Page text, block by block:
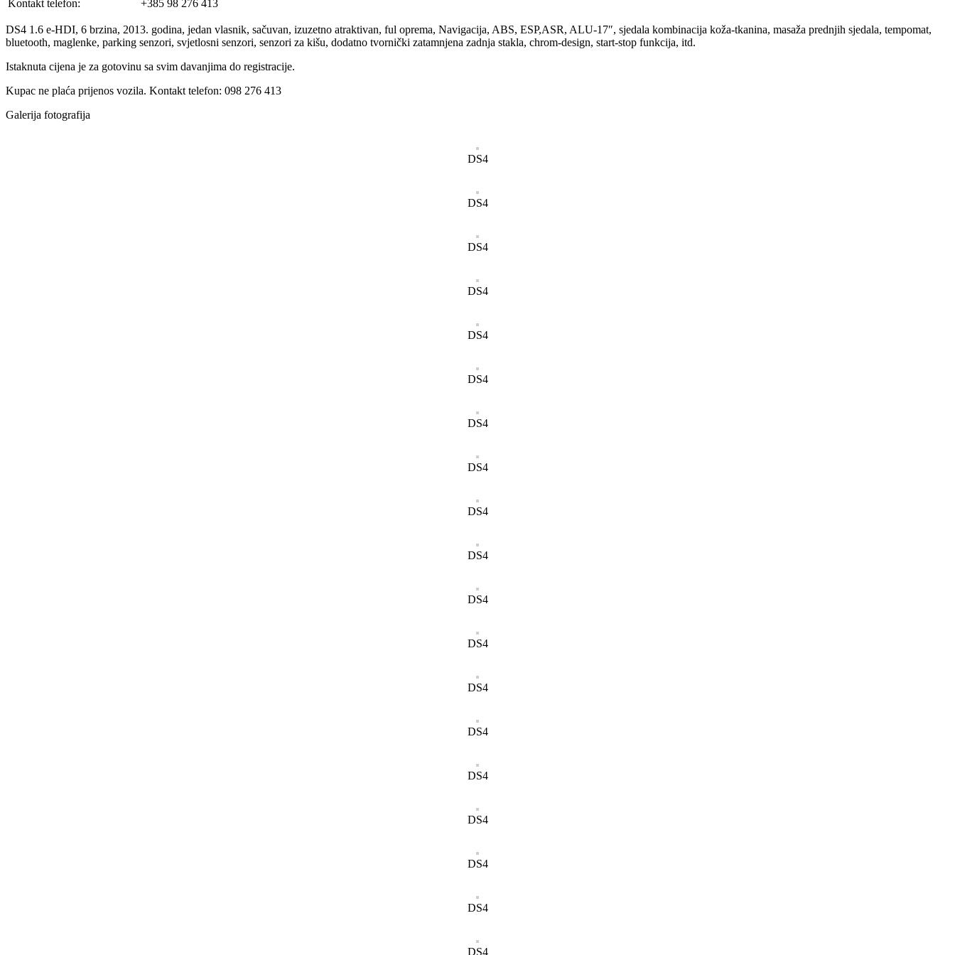
Kontakt telefon: +385 98 276 413
DS4 1.6 e-HDI, 6 brzina, 2013. godina, jedan vlasnik, sačuvan, izuzetno atraktivan, ful oprema, Navigacija, ABS, ESP,ASR, ALU-17″, sjedala kombinacija koža-tkanina, masaža prednjih sjedala, tempomat,
bluetooth, maglenke, parking senzori, svjetlosni senzori, senzori za kišu, dodatno tvornički zatamnjena zadnja stakla, chrom-design, start-stop funkcija, itd.
Istaknuta cijena je za gotovinu sa svim davanjima do registracije.
Kupac ne plaća prijenos vozila. Kontakt telefon: 098 276 413
Galerija fotografija
DS4
DS4
DS4
DS4
DS4
DS4
DS4
DS4
DS4
DS4
DS4
DS4
DS4
DS4
DS4
DS4
DS4
DS4
DS4